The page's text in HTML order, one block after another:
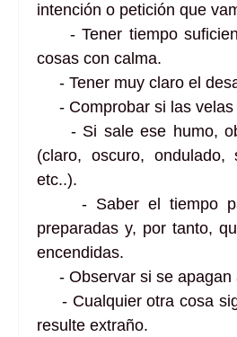
intención o petición que
- Tener tiempo
cosas con calma.
- Tener muy claro el
- Comprobar si las velas
- Si sale ese humo,
(claro, oscuro, ondulado,
etc..).
- Saber el tiempo
preparadas y, por tanto,
encendidas.
- Observar si se apagan
- Cualquier otra cosa
resulte extraño.